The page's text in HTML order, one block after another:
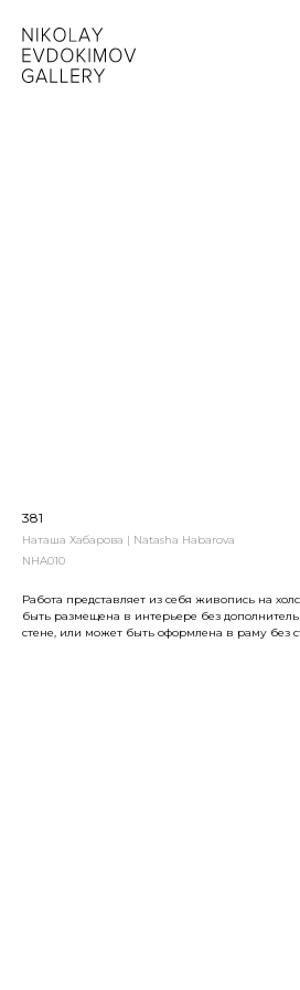
381
Наташа Хабарова | Natasha Habarova
NHA010
Работа представляет из себя живопись на
быть размещена в интерьере без
стене, или может быть оформлена в раму без